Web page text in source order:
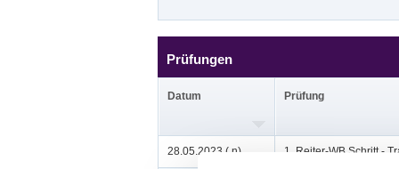
Prüfungen
Datum Prüfung
28.05.2023 ( n) 1. Reiter-WB Schritt -